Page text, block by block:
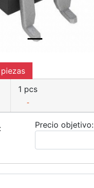
1 pcs
-
Precio objetivo: